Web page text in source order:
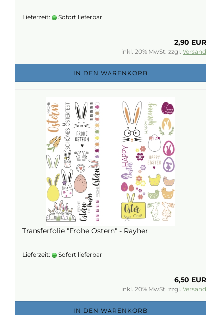
Lieferzeit: Sofort lieferbar
2,90 EUR
inkl. 20% MwSt. zzgl. Versand
IN DEN WARENKORB
Transferfolie "Frohe Ostern" - Rayher
Lieferzeit: Sofort lieferbar
6,50 EUR
inkl. 20% MwSt. zzgl. Versand
IN DEN WARENKORB